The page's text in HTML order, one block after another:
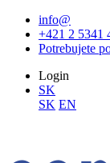
info@
+421 2 5341
Potrebujete
Login
SK
SK EN